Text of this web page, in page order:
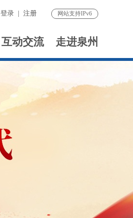
登录 注册 网站支持IPv6
互动交流 走进泉州